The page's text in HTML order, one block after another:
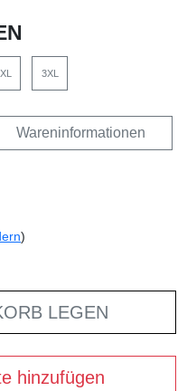
3XL
Wareninformationen
)
LEGEN
hinzufügen